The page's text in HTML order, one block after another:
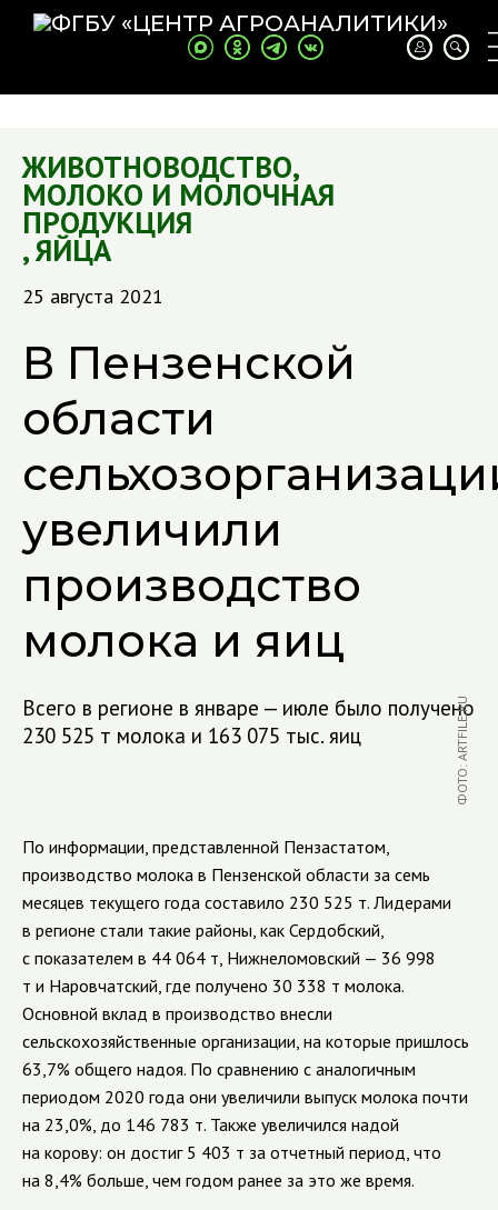
ЖИВОТНОВОДСТВО,
МОЛОКО И МОЛОЧНАЯ
ПРОДУКЦИЯ
,ЯЙЦА
25 августа 2021
В Пензенской
области
увеличили
производство
молока и яиц
Всего в регионе в январе — июле было получено
230 525 т молока и 163 075 тыс. яиц
ФОТО: ARTFILE.RU
По информации, представленной Пензастатом,
производство молока в Пензенской области за семь
месяцев текущего года составило 230 525 т. Лидерами
в регионе стали такие районы, как Сердобский,
с показателем в 44 064 т, Нижнеломовский — 36 998
т и Наровчатский, где получено 30 338 т молока.
Основной вклад в производство внесли
сельскохозяйственные организации, на которые пришлось
63,7% общего надоя. По сравнению с аналогичным
периодом 2020 года они увеличили выпуск молока почти
на 23,0%, до 146 783 т. Также увеличился надой
на корову: он достиг 5 403 т за отчетный период, что
на 8,4% больше, чем годом ранее за это же время.